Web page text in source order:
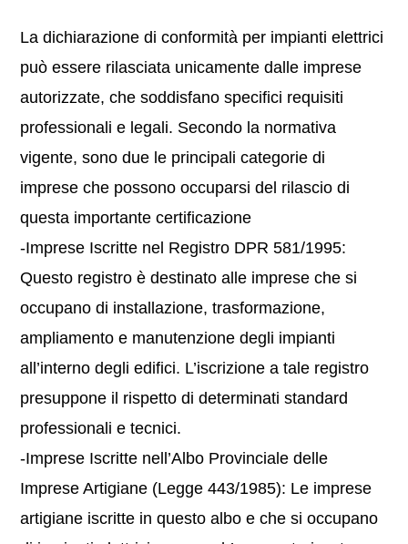
La dichiarazione di conformità per impianti elettrici
può essere rilasciata unicamente dalle imprese
autorizzate, che soddisfano specifici requisiti
professionali e legali. Secondo la normativa
vigente, sono due le principali categorie di
imprese che possono occuparsi del rilascio di
questa importante certificazione
-Imprese Iscritte nel Registro DPR 581/1995:
Questo registro è destinato alle imprese che si
occupano di installazione, trasformazione,
ampliamento e manutenzione degli impianti
all’interno degli edifici. L’iscrizione a tale registro
presuppone il rispetto di determinati standard
professionali e tecnici.
-Imprese Iscritte nell’Albo Provinciale delle
Imprese Artigiane (Legge 443/1985): Le imprese
artigiane iscritte in questo albo e che si occupano